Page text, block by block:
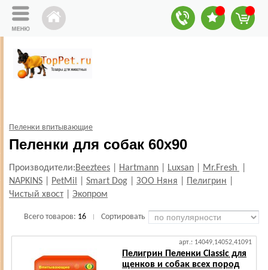
Пеленки впитывающие
Пеленки для собак 60х90
Производители:Beeztees Hartmann Luxsan Mr.Fresh
NAPKINS
PetMil Smart Dog ЗОО Няня Пелигрин
Чистый хвост
Экопром
Всего товаров: 16 Сортировать
арт.: 14049,14052,41091
Пелигрин Пеленки Classic для
щенков и собак всех пород